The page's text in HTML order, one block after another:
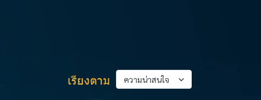
เรียงตาม ความน่าสนใจ